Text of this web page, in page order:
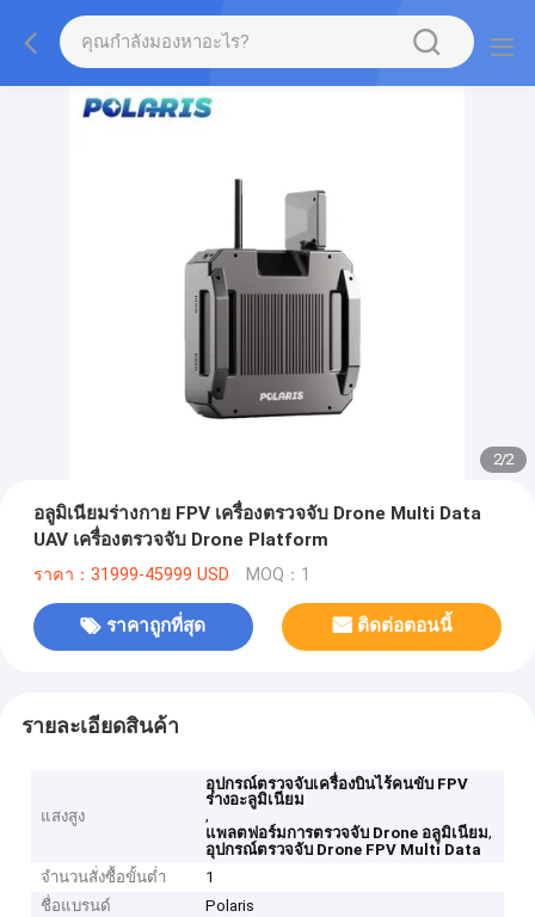
2/2
อลูมิเนียมร่างกาย FPV เครื่องตรวจจับ Drone Multi Data
UAV เครื่องตรวจจับ Drone Platform
ราคา：31999-45999 USD MOQ：1
ราคาถูกที่สุด ติดต่อตอนนี้
รายละเอียดสินค้า
แสงสูง
อุปกรณ์ตรวจจับเครื่องบินไร้คนขับ FPV
ร่างอะลูมิเนียม
,
แพลตฟอร์มการตรวจจับ Drone อลูมิเนียม,
อุปกรณ์ตรวจจับ Drone FPV Multi Data
จำนวนสั่งซื้อขั้นต่ำ
1
ชื่อแบรนด์
Polaris